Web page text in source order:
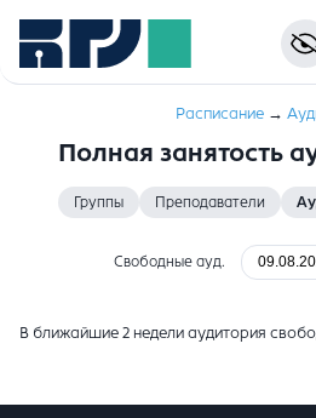
Расписание →
Полная занятость
Группы Преподаватели
Свободные ауд.
В ближайшие 2 недели аудитория